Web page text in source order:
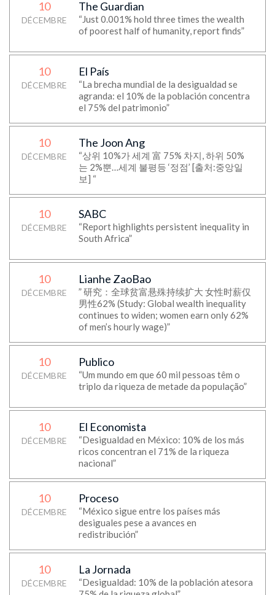
10
DÉCEMBRE
The Guardian
“Just 0.001% hold three times the wealth
of poorest half of humanity, report finds”
10
DÉCEMBRE
El País
“La brecha mundial de la desigualdad se
agranda: el 10% de la población concentra
el 75% del patrimonio”
10
DÉCEMBRE
The Joon Ang
“상위 10%가 세계 富 75% 차지, 하위 50%
는 2%뿐…세계 불평등 ‘정점’ [출처:중앙일
보] “
10
DÉCEMBRE
SABC
“Report highlights persistent inequality in
South Africa”
10
DÉCEMBRE
Lianhe ZaoBao
” 研究：全球贫富悬殊持续扩大 女性时薪仅
男性62% (Study: Global wealth inequality
continues to widen; women earn only 62%
of men’s hourly wage)”
10
DÉCEMBRE
Publico
“Um mundo em que 60 mil pessoas têm o
triplo da riqueza de metade da população”
10
DÉCEMBRE
El Economista
“Desigualdad en México: 10% de los más
ricos concentran el 71% de la riqueza
nacional”
10
DÉCEMBRE
Proceso
“México sigue entre los países más
desiguales pese a avances en
redistribución”
10
DÉCEMBRE
La Jornada
“Desigualdad: 10% de la población atesora